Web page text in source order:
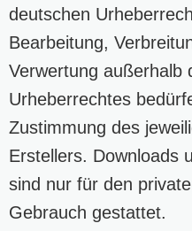
deutschen
Bearbeitung,
Verwertung außerhalb
Urheberrechtes
Zustimmung des
Erstellers. Downloads
sind nur für den
Gebrauch gestattet.